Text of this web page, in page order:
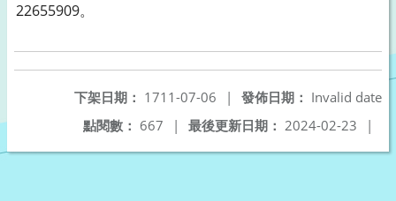
22655909。
發佈日期： Invalid date
下架日期： 1711-07-06
|
最後更新日期： 2024-02-23 |
點閱數： 667 |